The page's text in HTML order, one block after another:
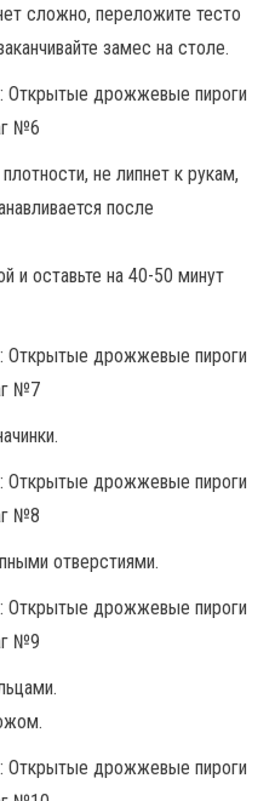
сложно, переложите тесто
замес на столе.
не липнет к рукам,
после
и оставьте на 40-50 минут
отверстиями.